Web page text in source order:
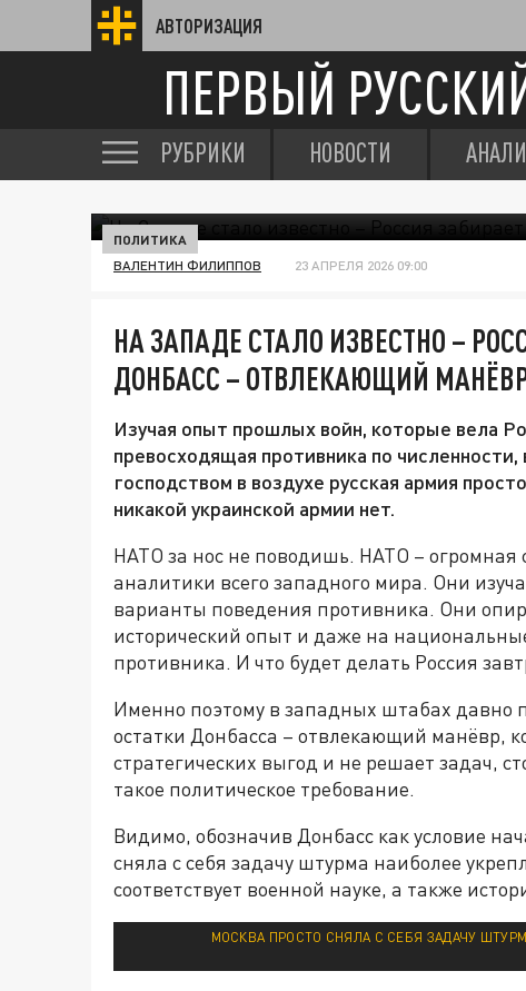
АВТОРИЗАЦИЯ
ПЕРВЫЙ
РУБРИКИ НОВОСТИ
ПОЛИТИКА
ВАЛЕНТИН ФИЛИППОВ 23 АПРЕЛЯ 2026 09:00
НА ЗАПАДЕ СТАЛО ИЗВЕСТНО –
ДОНБАСС – ОТВЛЕКАЮЩИЙ
Изучая опыт прошлых войн, которые вела
превосходящая противника по
господством в воздухе русская армия
никакой украинской армии нет.
НАТО за нос не поводишь. НАТО – огромная
аналитики всего западного мира. Они
варианты поведения противника. Они
исторический опыт и даже на
противника. И что будет делать Россия
Именно поэтому в западных штабах давно
остатки Донбасса – отвлекающий манёвр,
стратегических выгод и не решает задач,
такое политическое требование.
Видимо, обозначив Донбасс как условие
сняла с себя задачу штурма наиболее
соответствует военной науке, а также
МОСКВА ПРОСТО СНЯЛА С СЕБЯ ЗАДАЧУ